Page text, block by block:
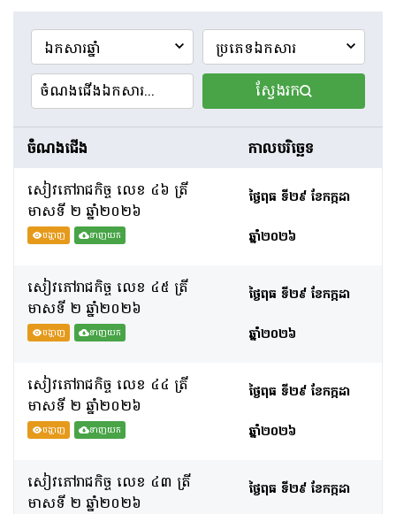
ស្វែងរក
ចំណងជើង កាលបរិច្ឆេទ
សៀវភៅរាជកិច្ច លេខ ៤៦ ត្រី
មាសទី​ ២ ឆ្នាំ២០២៦
បង្ហាញ ទាញយក
ថ្ងៃពុធ ទី២៩ ខែកក្កដា
ឆ្នាំ២០២៦
សៀវភៅរាជកិច្ច លេខ ៤៥ ត្រី
មាសទី​ ២ ឆ្នាំ២០២៦
បង្ហាញ ទាញយក
ថ្ងៃពុធ ទី២៩ ខែកក្កដា
ឆ្នាំ២០២៦
សៀវភៅរាជកិច្ច លេខ ៤៤ ត្រី
មាសទី​ ២ ឆ្នាំ២០២៦
បង្ហាញ ទាញយក
ថ្ងៃពុធ ទី២៩ ខែកក្កដា
ឆ្នាំ២០២៦
សៀវភៅរាជកិច្ច លេខ ៤៣ ត្រី
មាសទី​ ២ ឆ្នាំ២០២៦
ថ្ងៃពុធ ទី២៩ ខែកក្កដា